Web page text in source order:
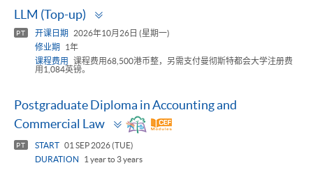
LLM (Top-up)
PT 开课日期
2026年10月26日 (星期一)
修业期
1年
课程费用
课程费用68,500港币整，另需支付曼彻斯特都会大学注册费
用1,084英镑。
Postgraduate Diploma in Accounting and
Commercial Law
Toggle
panel
PT START 01 SEP 2026 (TUE)
DURATION
1 year to 3 years